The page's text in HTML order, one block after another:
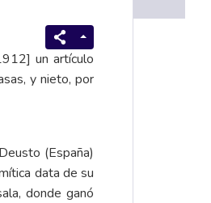
un artículo
y nieto, por
(España)
data de su
donde ganó